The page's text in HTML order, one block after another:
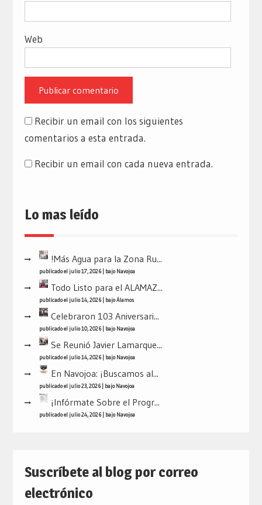
Web
Recibir un email con los siguientes
comentarios a esta entrada.
Recibir un email con cada nueva entrada.
Lo mas leído
!Más Agua para la Zona Ru...
publicado el julio 17, 2026| bajo Navojoa
Todo Listo para el ALAMAZ...
publicado el julio 14, 2026| bajoÁlamos
Celebraron 103 Aniversari...
publicado el julio 10, 2026| bajo Navojoa
Se Reunió Javier Lamarque...
publicado el julio 14, 2026| bajo Navojoa
En Navojoa: ¡Buscamos al...
publicado el julio 23, 2026| bajo Navojoa
¡Infórmate Sobre el Progr...
publicado el julio 24, 2026| bajo Navojoa
Suscríbete al blog por correo
electrónico